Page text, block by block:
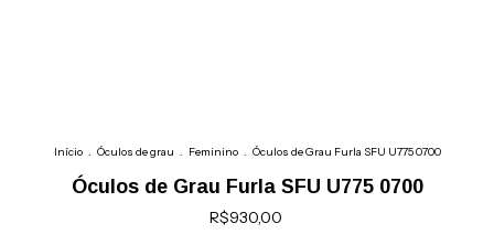
Início . Óculos de grau . Feminino . Óculos de Grau Furla SFU U775 0700
Óculos de Grau Furla SFU U775 0700
R$930,00